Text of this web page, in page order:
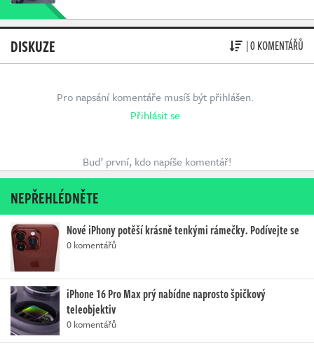
DISKUZE | 0 KOMENTÁŘŮ
Pro napsání komentáře musíš být přihlášen.
Přihlásit se
Buď první, kdo napíše komentář!
NEPŘEHLÉDNĚTE
Nové iPhony potěší krásně tenkými rámečky. Podívejte se
0 komentářů
iPhone 16 Pro Max prý nabídne naprosto špičkový
teleobjektiv
0 komentářů